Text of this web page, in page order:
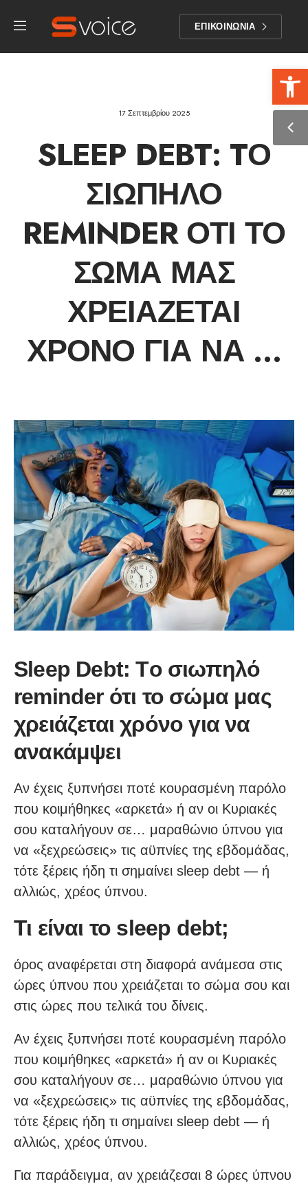
ΕΠΙΚΟΙΝΩΝΙΑ
17 Σεπτεμβρίου 2025
SLEEP DEBT: TΟ
ΣΙΩΠΗΛΌ
REMINDER ΌΤΙ ΤΟ
ΣΏΜΑ ΜΑΣ
ΧΡΕΙΆΖΕΤΑΙ
ΧΡΌΝΟ ΓΙΑ ΝΑ …
Sleep Debt: Tο σιωπηλό
reminder ότι το σώμα μας
χρειάζεται χρόνο για να
ανακάμψει
Αν έχεις ξυπνήσει ποτέ κουρασμένη παρόλο
που κοιμήθηκες «αρκετά» ή αν οι Κυριακές
σου καταλήγουν σε… μαραθώνιο ύπνου για
να «ξεχρεώσεις» τις αϋπνίες της εβδομάδας,
τότε ξέρεις ήδη τι σημαίνει sleep debt — ή
αλλιώς, χρέος ύπνου.
Τι είναι το sleep debt;
όρος αναφέρεται στη διαφορά ανάμεσα στις
ώρες ύπνου που χρειάζεται το σώμα σου και
στις ώρες που τελικά του δίνεις.
Αν έχεις ξυπνήσει ποτέ κουρασμένη παρόλο
που κοιμήθηκες «αρκετά» ή αν οι Κυριακές
σου καταλήγουν σε… μαραθώνιο ύπνου για
να «ξεχρεώσεις» τις αϋπνίες της εβδομάδας,
τότε ξέρεις ήδη τι σημαίνει sleep debt — ή
αλλιώς, χρέος ύπνου.
Για παράδειγμα, αν χρειάζεσαι 8 ώρες ύπνου